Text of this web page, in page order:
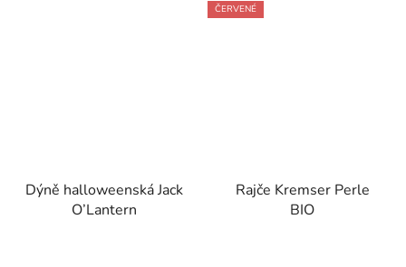
Dýně halloweenská Jack
O’Lantern
ČERVENÉ
Rajče Kremser Perle
BIO